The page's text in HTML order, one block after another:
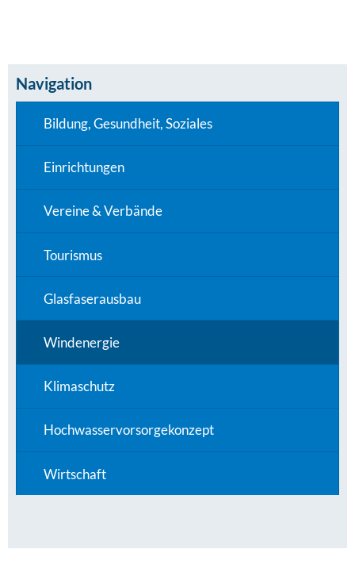
Navigation
Bildung, Gesundheit, Soziales
Einrichtungen
Vereine & Verbände
Tourismus
Glasfaserausbau
Windenergie
Klimaschutz
Hochwasservorsorgekonzept
Wirtschaft